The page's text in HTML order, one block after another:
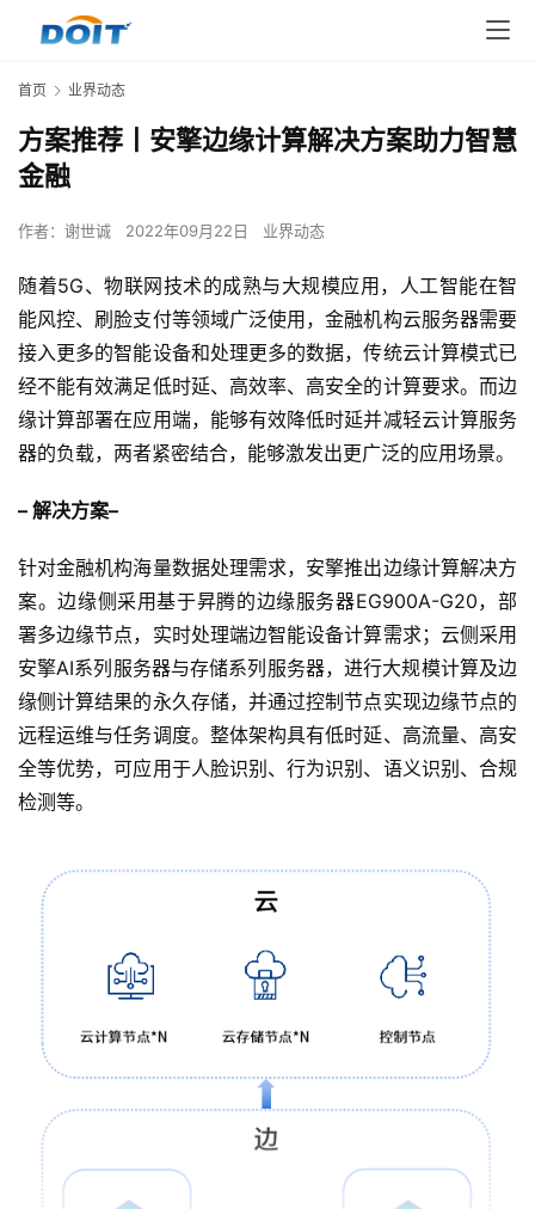
首页 业界动态
方案推荐丨安擎边缘计算解决方案助力智慧
金融
作者： 谢世诚 2022年09月22日 业界动态
随着5G、物联网技术的成熟与大规模应用，人工智能在智
能风控、刷脸支付等领域广泛使用，金融机构云服务器需要
接入更多的智能设备和处理更多的数据，传统云计算模式已
经不能有效满足低时延、高效率、高安全的计算要求。而边
缘计算部署在应用端，能够有效降低时延并减轻云计算服务
器的负载，两者紧密结合，能够激发出更广泛的应用场景。
– 解决方案–
针对金融机构海量数据处理需求，安擎推出边缘计算解决方
案。边缘侧采用基于昇腾的边缘服务器EG900A-G20，部
署多边缘节点，实时处理端边智能设备计算需求；云侧采用
安擎AI系列服务器与存储系列服务器，进行大规模计算及边
缘侧计算结果的永久存储，并通过控制节点实现边缘节点的
远程运维与任务调度。整体架构具有低时延、高流量、高安
全等优势，可应用于人脸识别、行为识别、语义识别、合规
检测等。